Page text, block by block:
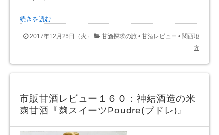
続きを読む
2017年12月26日（火） 甘酒探求の旅 • 甘酒レビュー • 関西地
方
市販甘酒レビュー１６０：神結酒造の米
麹甘酒『麹スイーツPoudre(プドレ)』